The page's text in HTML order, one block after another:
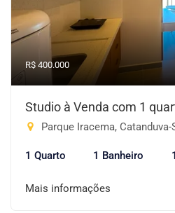
R$ 400.000
Studio à Venda com 1
Parque Iracema, Catanduva-
1 Quarto 1 Banheiro
Mais informações